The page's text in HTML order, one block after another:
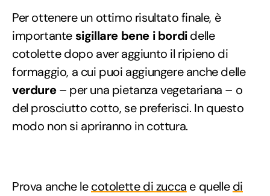
Per ottenere un ottimo risultato finale, è
importante sigillare bene i bordidelle
cotolette dopo aver aggiunto il ripieno di
formaggio, a cui puoi aggiungere anche delle
verdure– per una pietanza vegetariana – o
del prosciutto cotto, se preferisci. In questo
modo non si apriranno in cottura.
Prova anche lecotolette di zucca e quelledi